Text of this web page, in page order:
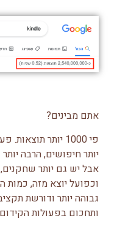
אתם מבינים?
פי 1000 יותר
יותר חיפושים, הרבה
אבל יש גם יותר
וכפועל יוצא מזה,
גבוהה יותר ודורשת
ותחכום בפעולות